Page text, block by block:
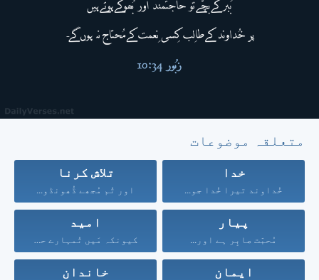
متعلقہ موضوعات
خدا
خُداوند تیرا خُدا جو...
تلاش کرنا
اور تُم مُجھے ڈُھونڈو...
پیار
مُحبّت صابِر ہے اور...
امید
کیونکہ مَیں تُمہارے حق...
ایمان خاندان